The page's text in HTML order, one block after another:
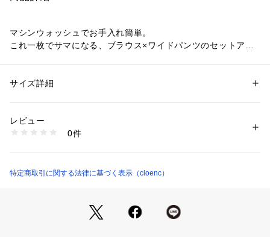
マシンウォッシュでお手入れ簡単。
これ一枚でサマになる、ブラウス×ワイドパンツのセットアイ
【デザイン】
短めのクロップド丈で、全体のバランスを整えスタイルアップ
・ウエスト総ゴム仕様で、快適でイージーな穿き心地を提供し
・さらりと着られる手軽さが魅力のリラクシーな素材。
性別：レディース
素材：トップス: ポリエステル90％ ポリウレタン10％ パンツ: ポリエステ
生産国：中国製
1604600000460
サイズ詳細
レビュー
0件
特定商取引に関する法律に基づく表示（cloenc）